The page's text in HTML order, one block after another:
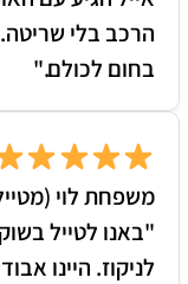
הרכב בלי
בחום לכולם."
משפחת לוי
"באנו לטייל
לניקוז. היינו